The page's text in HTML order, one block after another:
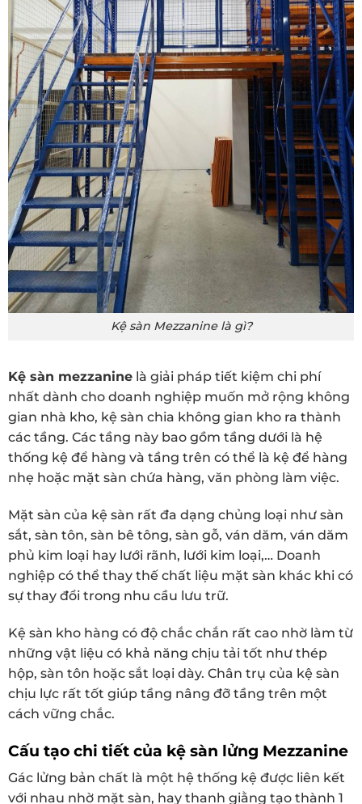
Kệ sàn Mezzanine là gì?
Kệ sàn mezzanine là giải pháp tiết kiệm chi phí
nhất dành cho doanh nghiệp muốn mở rộng không
gian nhà kho, kệ sàn chia không gian kho ra thành
các tầng. Các tầng này bao gồm tầng dưới là hệ
thống kệ để hàng và tầng trên có thể là kệ để hàng
nhẹ hoặc mặt sàn chứa hàng, văn phòng làm việc.
Mặt sàn của kệ sàn rất đa dạng chủng loại như sàn
sắt, sàn tôn, sàn bê tông, sàn gỗ, ván dăm, ván dăm
phủ kim loại hay lưới rãnh, lưới kim loại,… Doanh
nghiệp có thể thay thế chất liệu mặt sàn khác khi có
sự thay đổi trong nhu cầu lưu trữ.
Kệ sàn kho hàng có độ chắc chắn rất cao nhờ làm từ
những vật liệu có khả năng chịu tải tốt như thép
hộp, sàn tôn hoặc sắt loại dày. Chân trụ của kệ sàn
chịu lực rất tốt giúp tầng nâng đỡ tầng trên một
cách vững chắc.
Cấu tạo chi tiết của kệ sàn lửng Mezzanine
Gác lửng bản chất là một hệ thống kệ được liên kết
với nhau nhờ mặt sàn, hay thanh giằng tạo thành 1